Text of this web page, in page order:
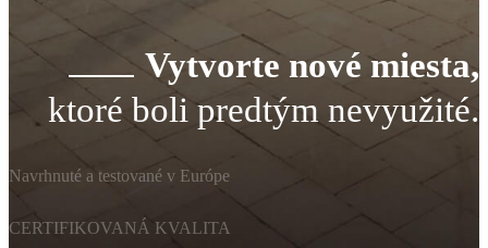
Vytvorte nové miesta,
ktoré boli predtým nevyužité.
Navrhnuté a testované v Európe
CERTIFIKOVANÁ KVALITA